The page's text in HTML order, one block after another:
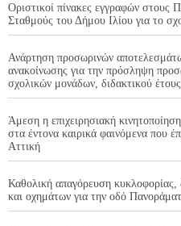
Οριστικοί πίνακες εγγραφών στους
Σταθμούς του Δήμου Ιλίου για το
Ανάρτηση προσωρινών
ανακοίνωσης για την πρόσληψη
σχολικών μονάδων, διδακτικού
Άμεση η επιχειρησιακή
στα έντονα καιρικά φαινόμενα που
Αττική
Καθολική απαγόρευση
και οχημάτων για την οδό